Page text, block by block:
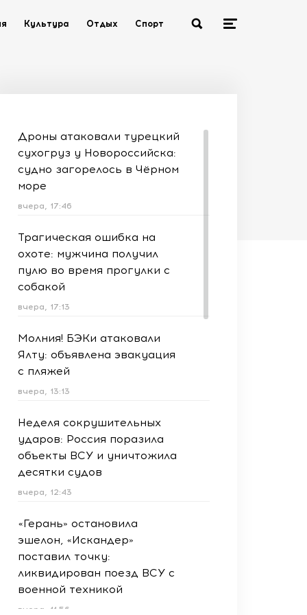
Культура Отдых Спорт
Дроны атаковали турецкий
сухогруз у Новороссийска:
судно загорелось в Чёрном
море
вчера, 17:46
Трагическая ошибка на
охоте: мужчина получил
пулю во время прогулки с
собакой
вчера, 17:13
Молния! БЭКи атаковали
Ялту: объявлена эвакуация
с пляжей
вчера, 13:13
Неделя сокрушительных
ударов: Россия поразила
объекты ВСУ и уничтожила
десятки судов
вчера, 12:43
«Герань» остановила
эшелон, «Искандер»
поставил точку:
ликвидирован поезд ВСУ с
военной техникой
вчера, 11:56